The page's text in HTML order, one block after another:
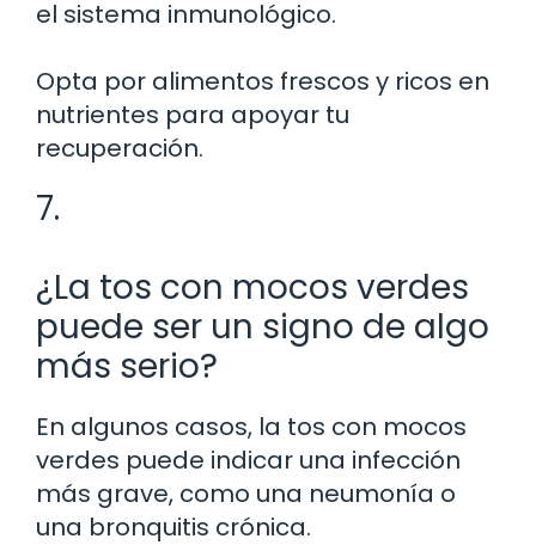
el sistema inmunológico.
Opta por alimentos frescos y ricos en
nutrientes para apoyar tu
recuperación.
7.
¿La tos con mocos verdes
puede ser un signo de algo
más serio?
En algunos casos, la tos con mocos
verdes puede indicar una infección
más grave, como una neumonía o
una bronquitis crónica.